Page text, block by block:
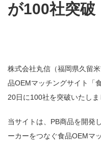
が100社突破
株式会社丸信（福岡県久留
品OEMマッチングサイト「
20日に100社を突破いたしま
当サイトは、PB商品を開発
ーカーをつなぐ食品OEMマ